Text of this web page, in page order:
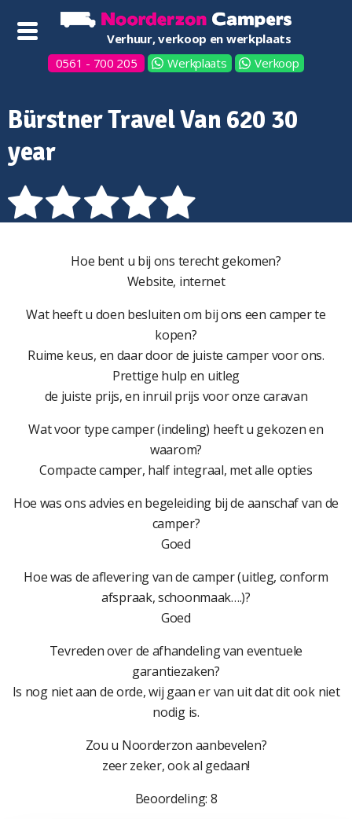
Verhuur, verkoop en werkplaats
0561 - 700 205
Werkplaats Verkoop
Bürstner Travel Van 620 30
year
Hoe bent u bij ons terecht gekomen?
Website, internet
Wat heeft u doen besluiten om bij ons een camper te
kopen?
Ruime keus, en daar door de juiste camper voor ons.
Prettige hulp en uitleg
de juiste prijs, en inruil prijs voor onze caravan
Wat voor type camper (indeling) heeft u gekozen en
waarom?
Compacte camper, half integraal, met alle opties
Hoe was ons advies en begeleiding bij de aanschaf van de
camper?
Goed
Hoe was de aflevering van de camper (uitleg, conform
afspraak, schoonmaak….)?
Goed
Tevreden over de afhandeling van eventuele
garantiezaken?
Is nog niet aan de orde, wij gaan er van uit dat dit ook niet
nodig is.
Zou u Noorderzon aanbevelen?
zeer zeker, ook al gedaan!
Beoordeling: 8